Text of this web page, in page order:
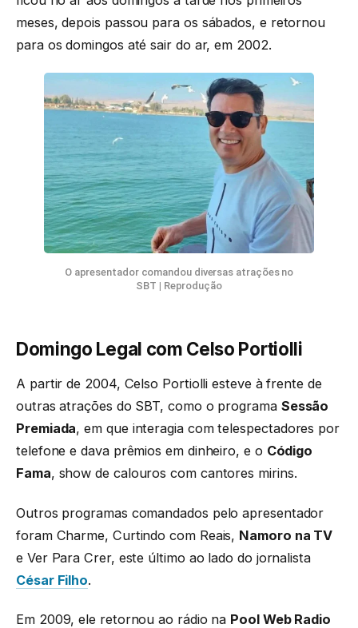
meses, depois passou para os sábados, e retornou
para os domingos até sair do ar, em 2002.
O apresentador comandou diversas atrações no
SBT | Reprodução
Domingo Legal com Celso Portiolli
A partir de 2004, Celso Portiolli esteve à frente de
outras atrações do SBT, como o programa Sessão
Premiada, em que interagia com telespectadores por
telefone e dava prêmios em dinheiro, e o Código
Fama, show de calouros com cantores mirins.
Outros programas comandados pelo apresentador
foram Charme, Curtindo com Reais, Namoro na TV
e Ver Para Crer, este último ao lado do jornalista
César Filho.
Em 2009, ele retornou ao rádio na Pool Web Radio